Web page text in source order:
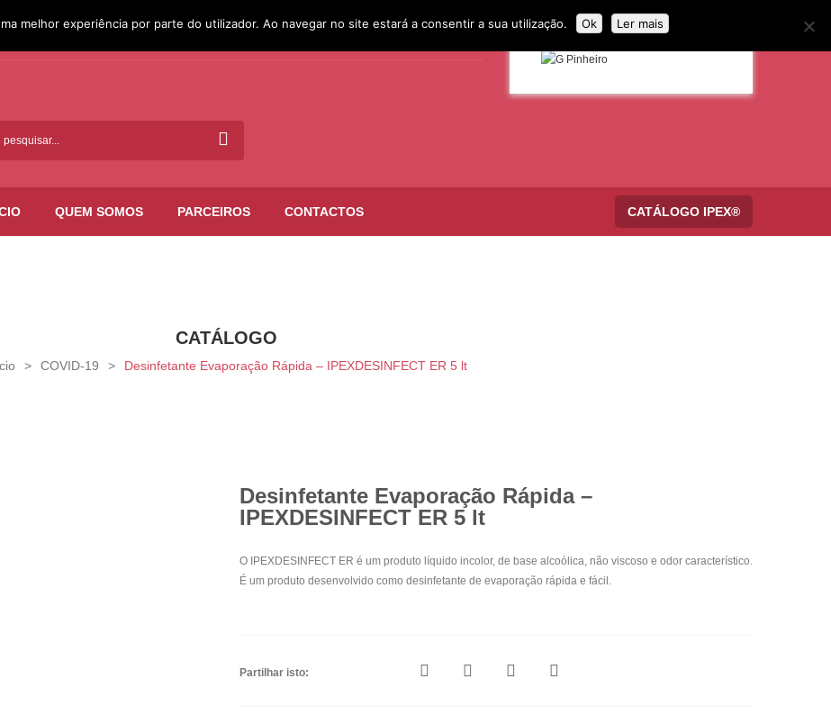
QUEM SOMOS PARCEIROS CONTACTOS CATÁLOGO IPEX®
CATÁLOGO
> COVID-19 > Desinfetante Evaporação Rápida – IPEXDESINFECT ER 5 lt
Desinfetante Evaporação Rápida –
IPEXDESINFECT ER 5 lt
O IPEXDESINFECT ER é um produto líquido incolor, de base alcoólica, não viscoso e odor característico.
É um produto desenvolvido como desinfetante de evaporação rápida e fácil.
Partilhar isto:
melhor experiência por parte do utilizador. Ao navegar no site estará a consentir a sua utilização. Ok Ler mais